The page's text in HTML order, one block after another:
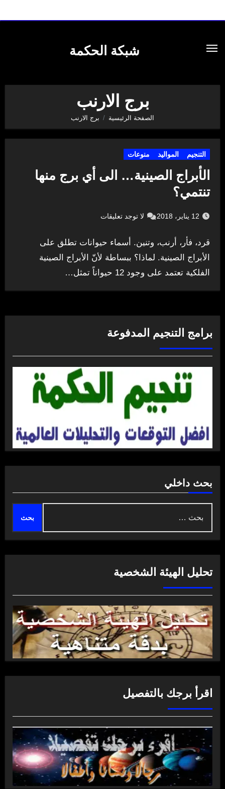
شبكة الحكمة
برج الارنب
الصفحة الرئيسية برج الارنب
التنجيم المواليد منوعات
الأبراج الصينية… الى أي برج منها
تنتمي؟
12 يناير، 2018 لا توجد تعليقات
قرد، فأر، أرنب، وتنين. أسماء حيوانات تطلق على
الأبراج الصينية. لماذا؟ ببساطة لأنّ الأبراج الصينية
الفلكية تعتمد على وجود 12 حيواناً تمثل…
برامج التنجيم المدفوعة
بحث داخلي
عن:
تحليل الهيئة الشخصية
اقرأ برجك بالتفصيل